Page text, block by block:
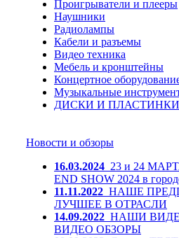
Проигрыватели и плееры
Наушники
Радиолампы
Кабели и разъемы
Видео техника
Мебель и кронштейны
Концертное
Музыкальные
ДИСКИ И ПЛАСТИНКИ
Новости и обзоры
16.03.2024 23 и 24
END SHOW 2024 в
11.11.2022 НАШЕ
ЛУЧШЕЕ В ОТРАСЛИ
14.09.2022 НАШИ
ВИДЕО ОБЗОРЫ